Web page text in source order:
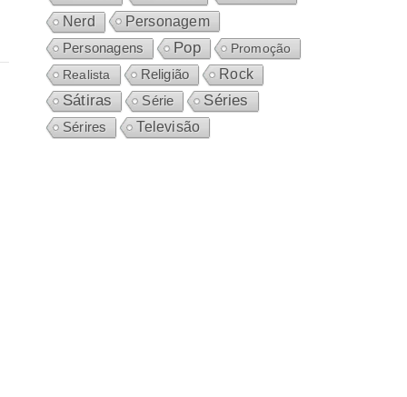
Nerd Personagem
Personagens Pop
Promoção
Realista
Religião Rock
Sátiras Série Séries
Sérires Televisão